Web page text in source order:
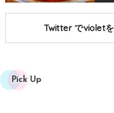
Twitter でvioletを
Pick Up